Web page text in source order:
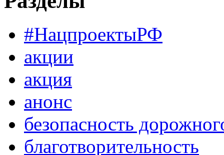
#НацпроектыРФ
акции
акция
анонс
безопасность
благотворительность